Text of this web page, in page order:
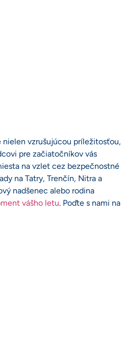
nielen vzrušujúcou príležitosťou,
pre začiatočníkov vás
na vzlet cez bezpečnostné
na Tatry, Trenčín, Nitra a
nadšenec alebo rodina
vášho letu. Poďte s nami na